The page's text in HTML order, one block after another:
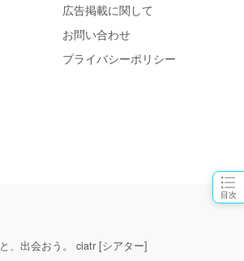
目次
広告掲載に関して
お問い合わせ
プライバシーポリシー
、出会おう。 ciatr [シアター]